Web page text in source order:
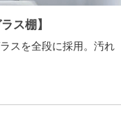
ス棚】
スを全段に採用。汚れ